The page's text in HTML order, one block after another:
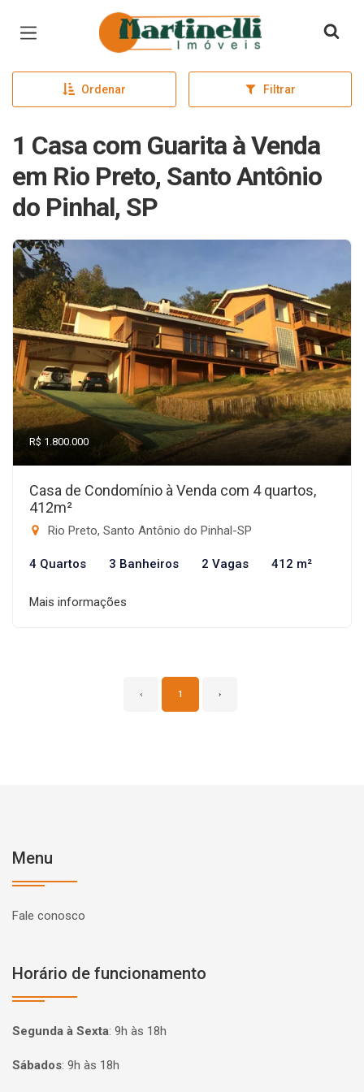
Página inicial
Ordenar Filtrar
1 Casa com Guarita à Venda
em Rio Preto, Santo Antônio
do Pinhal, SP
R$ 1.800.000
Casa de Condomínio à Venda com 4 quartos,
412m²
Rio Preto, Santo Antônio do Pinhal-SP
4 Quartos 3 Banheiros 2 Vagas 412 m²
Mais informações
‹ 1 ›
Menu
Fale conosco
Horário de funcionamento
Segunda à Sexta: 9h às 18h
Sábados: 9h às 18h